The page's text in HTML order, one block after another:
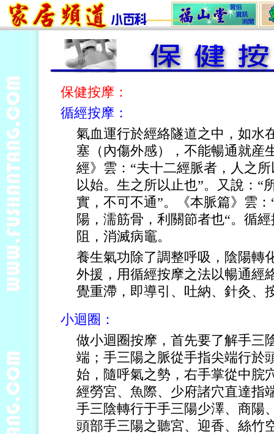
保健按摩：
循經按摩：
氣血運行於經絡隧道之中，如水
塞（內傷外感），不能暢通就産
經》雲：“夫十二經脈者，人之
以始。生之所以止也”。又說：“
實，不可不通”。《本脈篇》雲
陽，濡筋骨，利關節者也“。循
阻，消滅病竈。
養生氣功除了調整呼吸，陰陽轉
外援，用循經按摩之法以暢通經
覺重滯，即導引、吐納、針灸、
小迴圈：
做小迴圈按摩，首先要了解手三
端；手三陽之脈從手指尖端行於
始，隨呼氣之勢，右手掌從中脘
經勞宮、魚際、少府諸穴直達指
手三陰轉行于手三陽少澤、商陽
頭部手三陽之聽宮、迎香、絲竹